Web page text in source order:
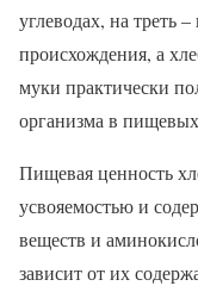
углеводах, на треть
происхождения, а
муки практически
организма в
Пищевая ценность
усвояемостью и
веществ и
зависит от их